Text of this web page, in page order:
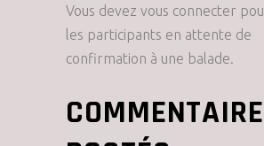
Vous devez vous connecter
les participants en attente de
confirmation à une balade.